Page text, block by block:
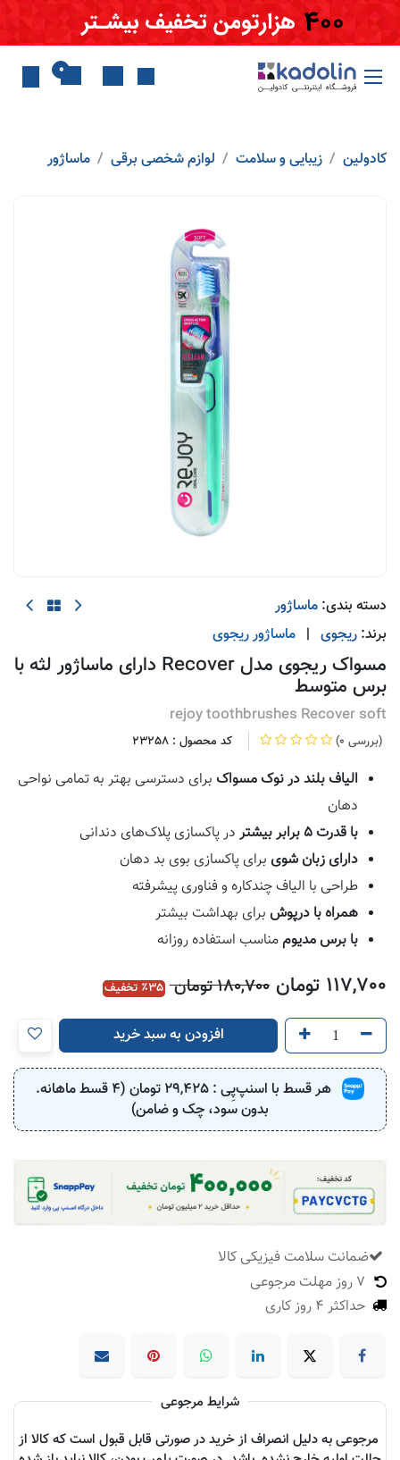
Skip to Content
0
کادولین زیبایی و سلامت لوازم شخصی برقی ماساژور
دسته بندی: ماساژور
برند: ریجوی | ماساژورریجوی
مسواک ریجوی مدل Recover دارای ماساژور لثه با
برس متوسط
rejoy toothbrushes Recover soft
(0 بررسی) کد محصول : 23258
الیاف بلند در نوک مسواک برای دسترسی بهتر به تمامی نواحی
دهان
با قدرت 5 برابر بیشتر
در پاکسازی پلاک‌های دندانی
دارای زبان شوی برای پاکسازی بوی بد دهان
طراحی با الیاف چندکاره و فناوری پیشرفته
همراه با درپوش برای بهداشت بیشتر
با برس مدیوم مناسب استفاده روزانه
117,700 تومان 180,700تومان 35٪ تخفیف
افزودن به سبد خرید
هر قسط با اسنپ‌پِی : 29,425
تومان (4 قسط ماهانه.
بدون سود، چک و ضامن)
ضمانت سلامت فیزیکی کالا
حداکثر 4 روز کاری
شرایط مرجوعی
مرجوعی به دلیل انصراف از خرید در صورتی قابل قبول است که کالا از